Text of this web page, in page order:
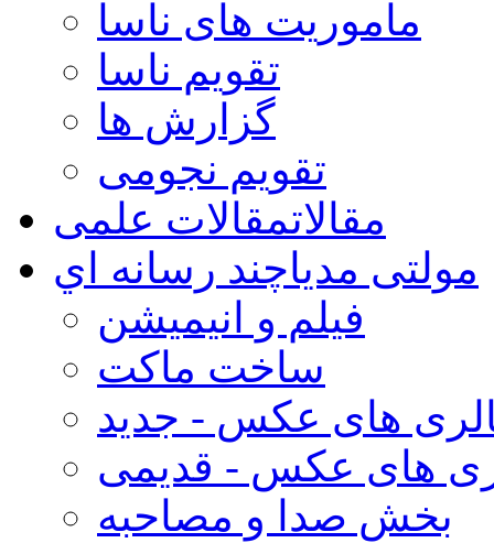
ماموریت های ناسا
تقویم ناسا
گزارش ها
تقویم نجومی
مقالاتمقالات علمی
مولتی مدیاچند رسانه اي
فیلم و انیمیشن
ساخت ماکت
های عکس - جدید
های عکس - قدیمی
بخش صدا و مصاحبه